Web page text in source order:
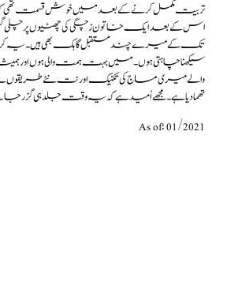
تربیت مکمل کرنے کے بعد میں خوش قسمت تھی کہ میں
اس کے بعد ایک خاتون زچگی کی چھٹیوں پر چلی
تک کے میرے چند مستقبل گاہک بھی ہیں۔یہ
سیکھنا چاہتی ہوں۔ میں بہت ہمت والی ہوں
والے میری مساج کی تکنیک اور نت نئے طریقوں سے
تھما دیا ہے۔ مجھے اُمید ہے کہ یہ وقت جلد ہی
As of: 01/2021